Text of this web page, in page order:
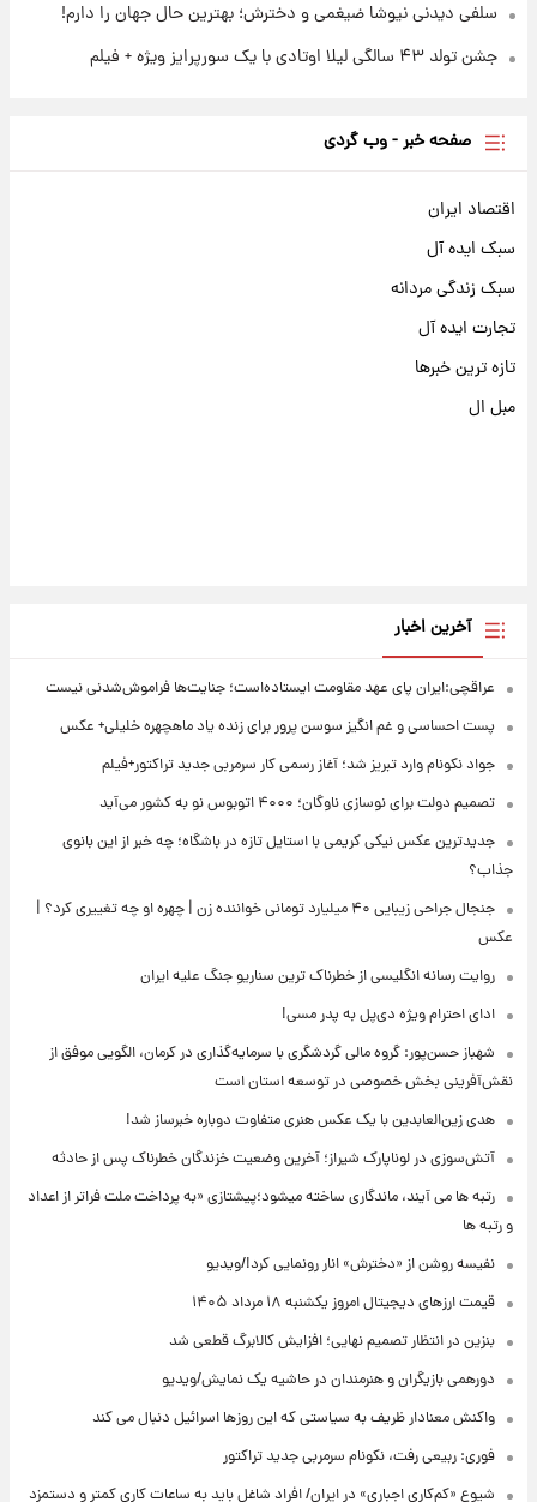
سلفی دیدنی نیوشا ضیغمی و دخترش؛ بهترین حال جهان را دارم!
جشن تولد ۴۳ سالگی لیلا اوتادی با یک سورپرایز ویژه + فیلم
صفحه خبر - وب گردی
اقتصاد ایران
سبک ایده آل
سبک زندگی مردانه
تجارت ایده آل
تازه ترین خبرها
مبل ال
آخرین اخبار
عراقچی:ایران پای عهد مقاومت ایستاده‌است؛ جنایت‌ها فراموش‌شدنی نیست
پست احساسی و غم انگیز سوسن پرور برای زنده یاد ماهچهره خلیلی+ عکس
جواد نکونام وارد تبریز شد؛ آغاز رسمی کار سرمربی جدید تراکتور+فیلم
تصمیم دولت برای نوسازی ناوگان؛ ۴۰۰۰ اتوبوس نو به کشور می‌آید
جدیدترین عکس نیکی کریمی با استایل تازه در باشگاه؛ چه خبر از این بانوی
جذاب؟
جنجال جراحی زیبایی ۴۰ میلیارد تومانی خواننده زن | چهره او چه تغییری کرد؟ |
عکس
روایت رسانه انگلیسی از خطرناک ترین سناریو جنگ علیه ایران
ادای احترام ویژه دی‌پل به پدر مسی!
شهباز حسن‌پور: گروه مالی گردشگری با سرمایه‌گذاری در کرمان، الگویی موفق از
نقش‌آفرینی بخش خصوصی در توسعه استان است
هدی زین‌العابدین با یک عکس هنری متفاوت دوباره خبرساز شد!
آتش‌سوزی در لوناپارک شیراز؛ آخرین وضعیت خزندگان خطرناک پس از حادثه
رتبه ها می آیند، ماندگاری ساخته میشود؛پیشتازی «به پرداخت ملت فراتر از اعداد
و رتبه ها
نفیسه روشن از «دخترش» انار رونمایی کرد!/ویدیو
قیمت ارزهای دیجیتال امروز یکشنبه ۱۸ مرداد ۱۴۰۵
بنزین در انتظار تصمیم نهایی؛ افزایش کالابرگ قطعی شد
دورهمی بازیگران و هنرمندان در حاشیه یک نمایش/ویدیو
واکنش معنادار ظریف به سیاستی که این روزها اسرائیل دنبال می کند
فوری: ربیعی رفت، نکونام سرمربی جدید تراکتور
شیوع «کم‌کاری اجباری» در ایران/ افراد شاغل باید به ساعات کاری کمتر و دستمزد